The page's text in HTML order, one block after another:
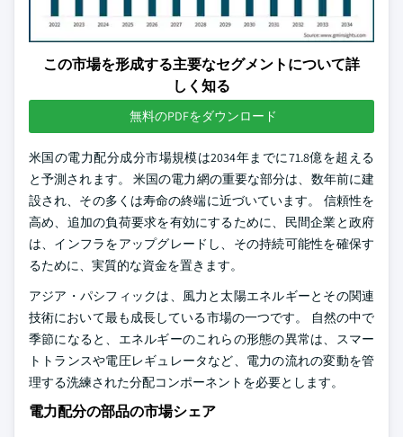
この市場を形成する主要なセグメントについて詳
しく知る
無料のPDFをダウンロード
米国の電力配分成分市場規模は2034年までに71.8億を超える
と予測されます。 米国の電力網の重要な部分は、数年前に建
設され、その多くは寿命の終端に近づいています。 信頼性を
高め、追加の負荷要求を有効にするために、民間企業と政府
は、インフラをアップグレードし、その持続可能性を確保す
るために、実質的な資金を置きます。
アジア・パシフィックは、風力と太陽エネルギーとその関連
技術において最も成長している市場の一つです。 自然の中で
季節になると、エネルギーのこれらの形態の異常は、スマー
トトランスや電圧レギュレータなど、電力の流れの変動を管
理する洗練された分配コンポーネントを必要とします。
電力配分の部品の市場シェア